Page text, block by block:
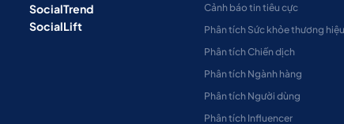
SocialTrend
SocialLift
Cảnh báo tin tiêu cực
Phân tích Sức khỏe thương hiệu
Phân tích Chiến dịch
Phân tích Ngành hàng
Phân tích Người dùng
Phân tích Influencer